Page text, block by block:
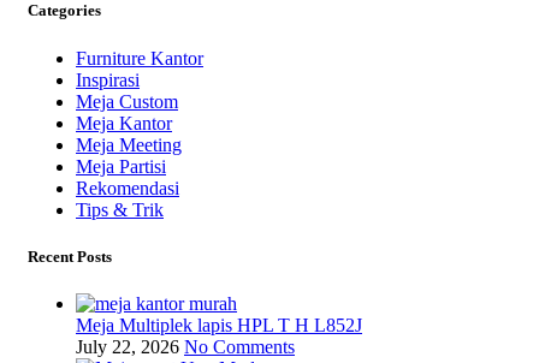
Categories
Furniture Kantor
Inspirasi
Meja Custom
Meja Kantor
Meja Meeting
Meja Partisi
Rekomendasi
Tips & Trik
Recent Posts
Meja Multiplek lapis HPL T H L852J
July 22, 2026 No Comments